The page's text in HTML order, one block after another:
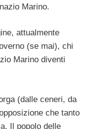
Marino.
attualmente
(se mai), chi
Marino diventi
(dalle ceneri, da
che tanto
Il popolo delle